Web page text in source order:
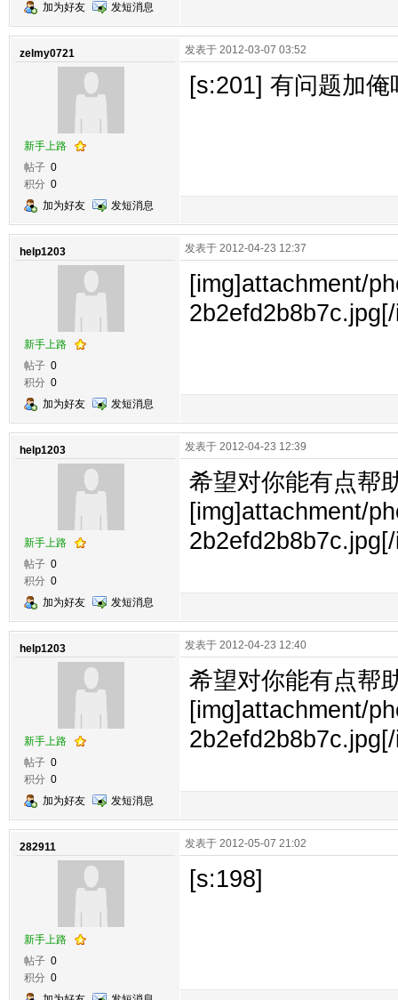
加为好友
发短消息
zelmy0721
新手上路
帖子 0
积分 0
加为好友
发短消息
发表于 2012-03-07 03:52
[s:201] 有问题加
help1203
新手上路
帖子 0
积分 0
加为好友
发短消息
发表于 2012-04-23 12:37
[img]attachment/
help1203
新手上路
帖子 0
积分 0
加为好友
发短消息
发表于 2012-04-23 12:39
希望对你能有点帮
[img]attachment/
help1203
新手上路
帖子 0
积分 0
加为好友
发短消息
发表于 2012-04-23 12:40
希望对你能有点帮
[img]attachment/
282911
新手上路
帖子 0
积分 0
发表于 2012-05-07 21:02
[s:198]